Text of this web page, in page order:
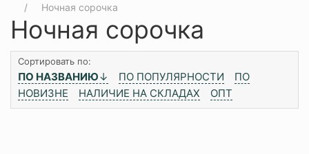
Ночная сорочка
Ночная сорочка
Сортировать по:
ПО НАЗВАНИЮ↓ ПО ПОПУЛЯРНОСТИ
ПО
НОВИЗНЕ
НАЛИЧИЕ НА СКЛАДАХ ОПТ